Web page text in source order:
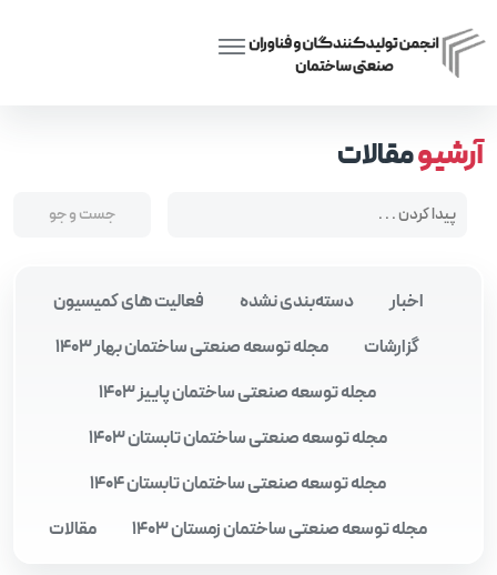
آرشیومقالات
اخبار دسته‌بندی نشده
فعالیت های کمیسیون
گزارشات
مجله توسعه صنعتی ساختمان بهار 1403
مجله توسعه صنعتی ساختمان پاییز 1403
مجله توسعه صنعتی ساختمان تابستان 1403
مجله توسعه صنعتی ساختمان تابستان 1404
مجله توسعه صنعتی ساختمان زمستان 1403
مقالات